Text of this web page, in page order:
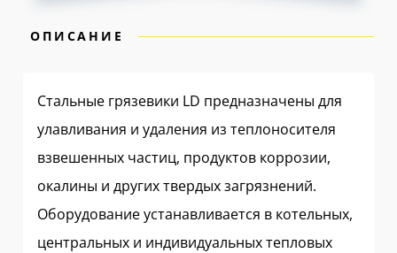
ОПИСАНИЕ
Стальные грязевики LD предназначены для
улавливания и удаления из теплоносителя
взвешенных частиц, продуктов коррозии,
окалины и других твердых загрязнений.
Оборудование устанавливается в котельных,
центральных и индивидуальных тепловых